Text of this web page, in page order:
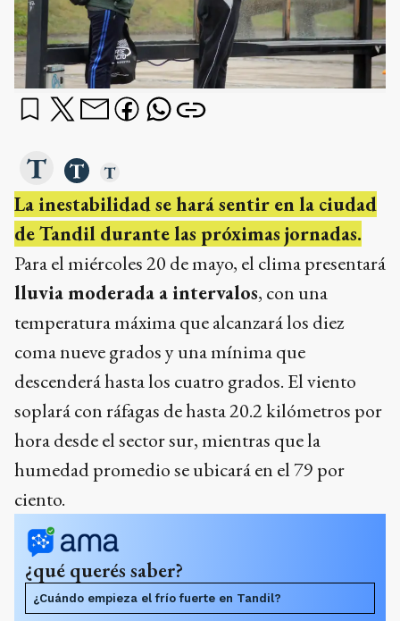
La inestabilidad se hará sentir en la ciudad
de Tandil durante las próximas jornadas.
Para el miércoles 20 de mayo, el clima presentará
lluvia moderada a intervalos, con una
temperatura máxima que alcanzará los diez
coma nueve grados y una mínima que
descenderá hasta los cuatro grados. El viento
soplará con ráfagas de hasta 20.2 kilómetros por
hora desde el sector sur, mientras que la
humedad promedio se ubicará en el 79 por
ciento.
¿qué querés saber?
¿Cuándo empieza el frío fuerte en Tandil?